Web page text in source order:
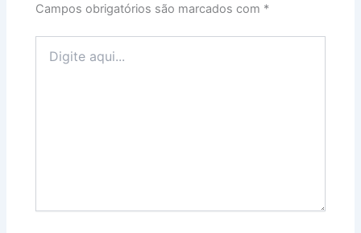
Campos obrigatórios são marcados com *
aqui...